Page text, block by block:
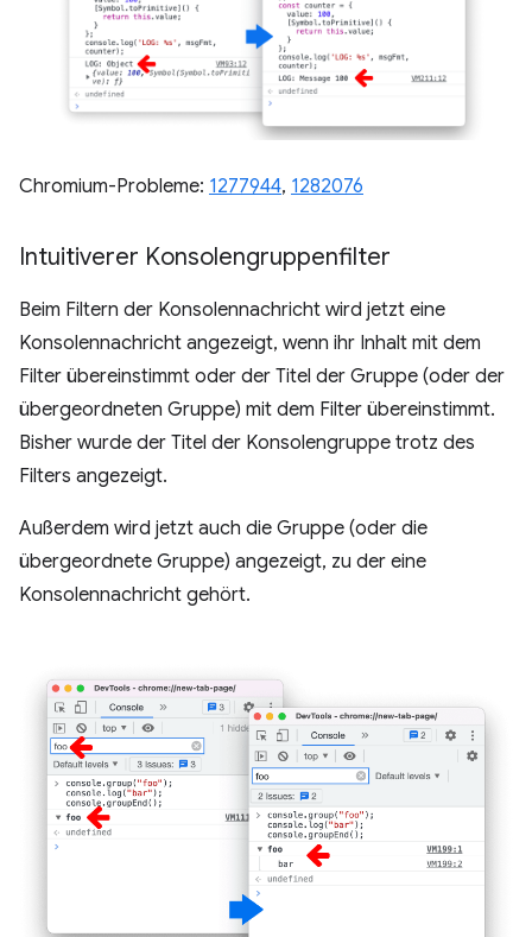
Chromium-Probleme: 1277944, 1282076
Intuitiverer Konsolengruppenfilter
Beim Filtern der Konsolennachricht wird jetzt eine
Konsolennachricht angezeigt, wenn ihr Inhalt mit dem
Filter übereinstimmt oder der Titel der Gruppe (oder der
übergeordneten Gruppe) mit dem Filter übereinstimmt.
Bisher wurde der Titel der Konsolengruppe trotz des
Filters angezeigt.
Außerdem wird jetzt auch die Gruppe (oder die
übergeordnete Gruppe) angezeigt, zu der eine
Konsolennachricht gehört.